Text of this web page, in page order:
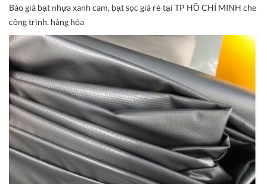
Báo giá bạt nhựa xanh cam, bạt sọc giá rẻ tại TP HỒ CHÍ MINH che
công trình, hàng hóa